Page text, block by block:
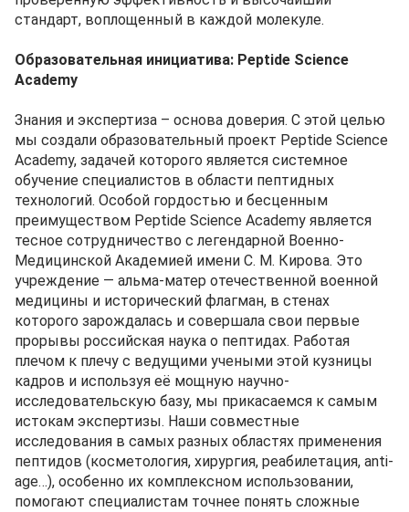
стандарт, воплощенный в каждой молекуле.
Образовательная инициатива: Peptide Science
Academy
Знания и экспертиза – основа доверия. С этой целью
мы создали образовательный проект Peptide Science
Academy, задачей которого является системное
обучение специалистов в области пептидных
технологий. Особой гордостью и бесценным
преимуществом Peptide Science Academy является
тесное сотрудничество с легендарной Военно-
Медицинской Академией имени С. М. Кирова. Это
учреждение — альма-матер отечественной военной
медицины и исторический флагман, в стенах
которого зарождалась и совершала свои первые
прорывы российская наука о пептидах. Работая
плечом к плечу с ведущими учеными этой кузницы
кадров и используя её мощную научно-
исследовательскую базу, мы прикасаемся к самым
истокам экспертизы. Наши совместные
исследования в самых разных областях применения
пептидов (косметология, хирургия, реабилетация, anti-
age…), особенно их комплексном использовании,
помогают специалистам точнее понять сложные